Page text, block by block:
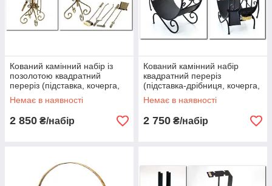
Кований камінний набір із
позолотою квадратний
переріз (підставка, кочерга,
совок, щітка, щипці) FM-0039
Немає в наявності
2 850 ₴/набір
Кований камінний набір
квадратний переріз
(підставка-дрібниця, кочерга,
совок, щітка, щипці) FM-0040
Немає в наявності
2 750 ₴/набір